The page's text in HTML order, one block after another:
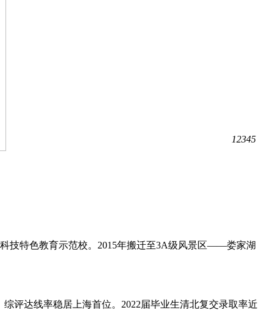
12345
技特色教育示范校。2015年搬迁至3A级风景区——娄家湖
评达线率稳居上海首位。2022届毕业生清北复交录取率近